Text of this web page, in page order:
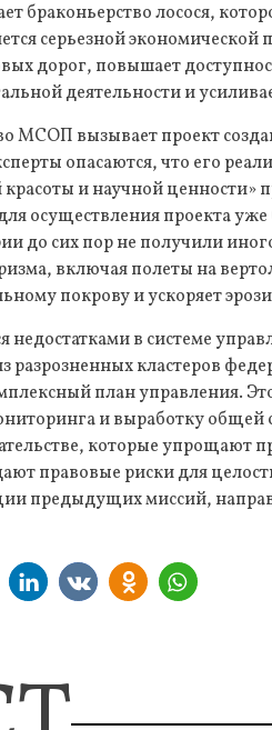
браконьерство лосося,
серьезной
дорог, повышает
деятельности и
МСОП вызывает проект
опасаются, что его
и научной ценности»
для осуществления проекта
до сих пор не получили
включая полеты на
покрову и ускоряет
в системе
кластеров
план управления.
и выработку общей
которые упрощают
правовые риски для
предыдущих миссий,